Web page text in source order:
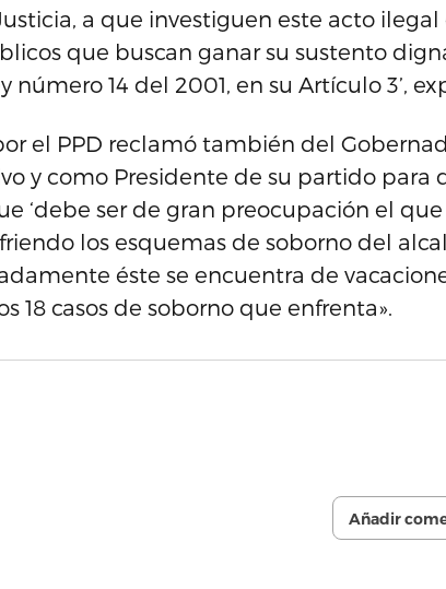
a que investiguen este acto ilegal
que buscan ganar su sustento
14 del 2001, en su Artículo 3’,
el PPD reclamó también del
y como Presidente de su partido para
‘debe ser de gran preocupación el que
los esquemas de soborno del
éste se encuentra de
18 casos de soborno que enfrenta».
Añadir